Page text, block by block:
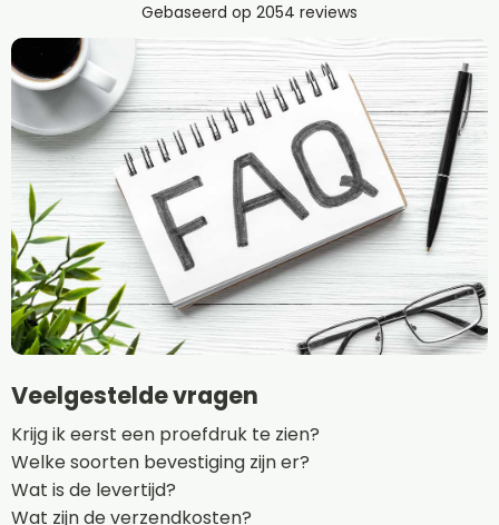
Veelgestelde vragen
Krijg ik eerst een proefdruk te zien?
Welke soorten bevestiging zijn er?
Wat is de levertijd?
Wat zijn de verzendkosten?